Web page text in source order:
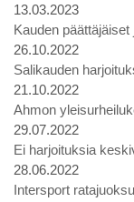
13.03.2023
Kauden
26.10.2022
Salikauden
21.10.2022
Ahmon
29.07.2022
Ei harjoituksia
28.06.2022
Intersport